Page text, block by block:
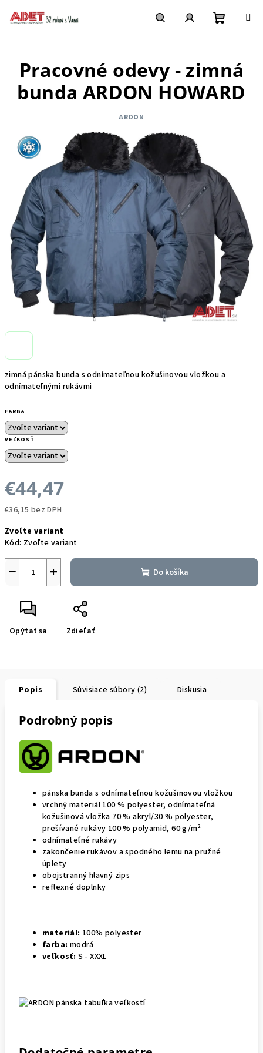
košík
zimná pánska bunda s odnímateľnou kožušinovou vložkou a
odnímateľnými rukávmi
FARBA
VEĽKOSŤ
€44,47
€36,15 bez DPH
cena:
Zvoľte variant
Kód: Zvoľte variant
+
− Do košíka
Opýtať sa Zdieľať
Pracovné odevy - zimná
bunda ARDON HOWARD
ARDON
Popis Súvisiace súbory (2) Diskusia
Podrobný popis
pánska bunda s odnímateľnou kožušinovou vložkou
vrchný materiál 100 % polyester, odnímateľná
kožušinová vložka 70 % akryl/30 % polyester,
prešívané rukávy 100 % polyamid, 60 g/m²
odnímateľné rukávy
zakončenie rukávov a spodného lemu na pružné
úplety
obojstranný hlavný zips
reflexné doplnky
materiál: 100% polyester
farba: modrá
veľkosť: S - XXXL